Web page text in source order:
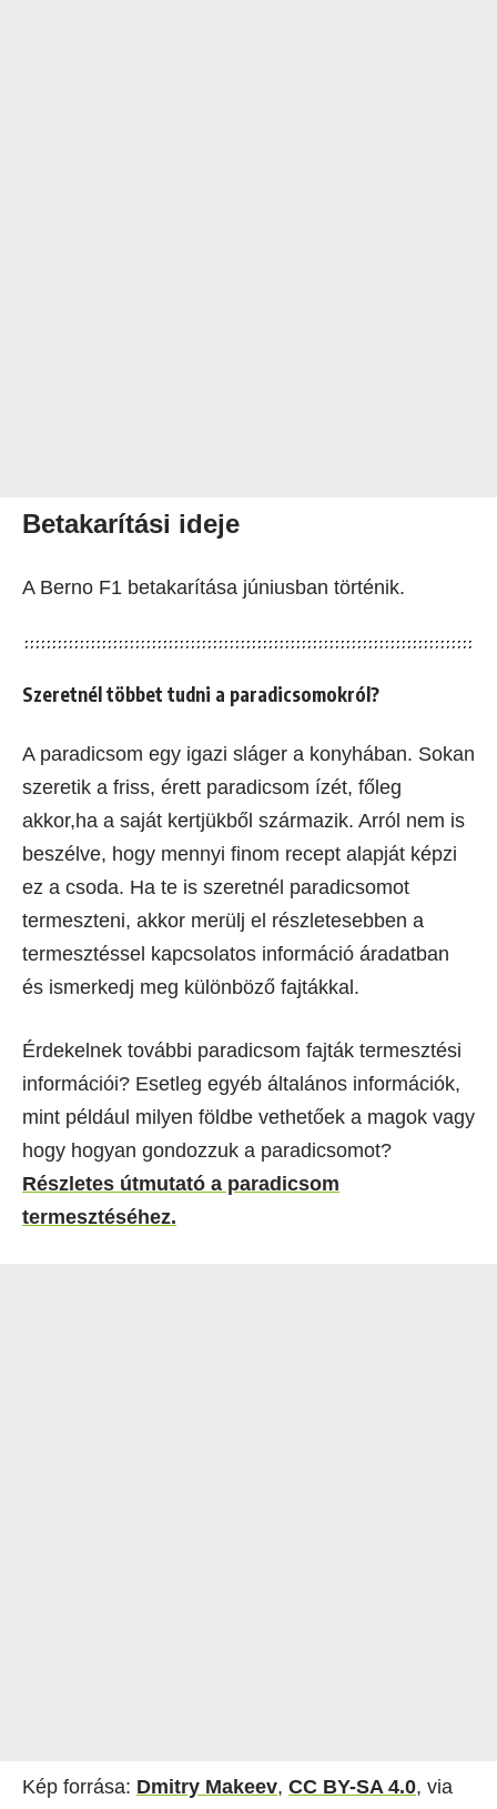
Betakarítási ideje
A Berno F1 betakarítása júniusban történik.
Szeretnél többet tudni a paradicsomokról?
A paradicsom egy igazi sláger a konyhában. Sokan
szeretik a friss, érett paradicsom ízét, főleg
akkor,ha a saját kertjükből származik. Arról nem is
beszélve, hogy mennyi finom recept alapját képzi
ez a csoda. Ha te is szeretnél paradicsomot
termeszteni, akkor merülj el részletesebben a
termesztéssel kapcsolatos információ áradatban
és ismerkedj meg különböző fajtákkal.
Érdekelnek további paradicsom fajták termesztési
információi? Esetleg egyéb általános információk,
mint például milyen földbe vethetőek a magok vagy
hogy hogyan gondozzuk a paradicsomot?
Részletes útmutató a paradicsom
termesztéséhez.
Kép forrása: Dmitry Makeev, CC BY-SA 4.0, via